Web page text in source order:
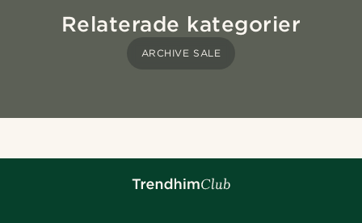
Relaterade kategorier
ARCHIVE SALE